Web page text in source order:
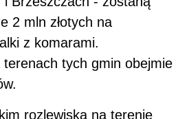
2 mln złotych na
z komarami.
tych gmin obejmie
rozlewiska na terenie